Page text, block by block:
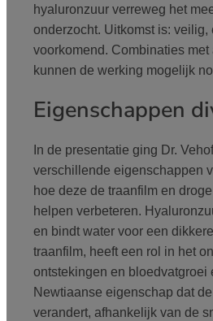
hyaluronzuur verreweg het
onderzocht. Uitkomst is: veilig,
voorkomend. Combinaties
kunnen de werking mogelijk
Eigenschappen
In de presentatie ging Dr.
verschillende eigenschappen
hoe deze de traanfilm en
helpen verbeteren.
en bindt water voor een
traanfilm, heeft een rol in het
ontstekingen en bloedvatgroei
Newtiaanse eigenschap dat
verandert, afhankelijk van de